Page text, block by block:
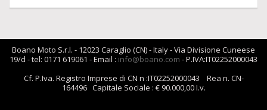
Boano Moto S.r.l. - 12023 Caraglio (CN) - Italy - Via Divisione Cuneese
19/d - tel: 0171 619061 - Email : info@boano.com - P.IVA:IT02252000043
Cf. P.Iva. Registro Imprese di CN n :IT02252000043 Rea n. CN-
164496 Capitale Sociale : € 90.000,00 I.v.